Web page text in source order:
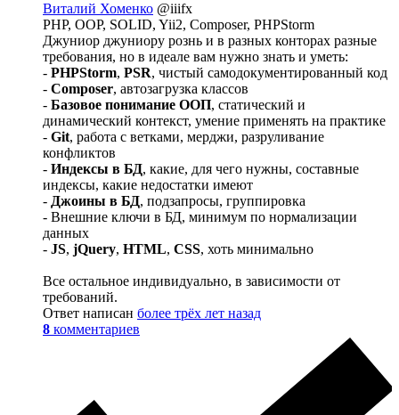
Виталий Хоменко @iiifx
PHP, OOP, SOLID, Yii2, Composer, PHPStorm
Джуниор джуниору рознь и в разных конторах разные
требования, но в идеале вам нужно знать и уметь:
- PHPStorm, PSR, чистый самодокументированный код
- Composer, автозагрузка классов
- Базовое понимание ООП, статический и
динамический контекст, умение применять на практике
- Git, работа с ветками, мерджи, разруливание
конфликтов
- Индексы в БД, какие, для чего нужны, составные
индексы, какие недостатки имеют
- Джоины в БД, подзапросы, группировка
- Внешние ключи в БД, минимум по нормализации
данных
- JS, jQuery, HTML, CSS, хоть минимально
Все остальное индивидуально, в зависимости от
требований.
Ответ написан более трёх лет назад
8 комментариев